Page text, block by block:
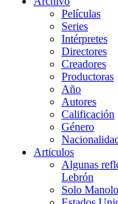
Películas
Series
Intérpretes
Directores
Creadores
Productoras
Año
Autores
Calificación
Género
Articulos
Algunas
Lebrón
Solo